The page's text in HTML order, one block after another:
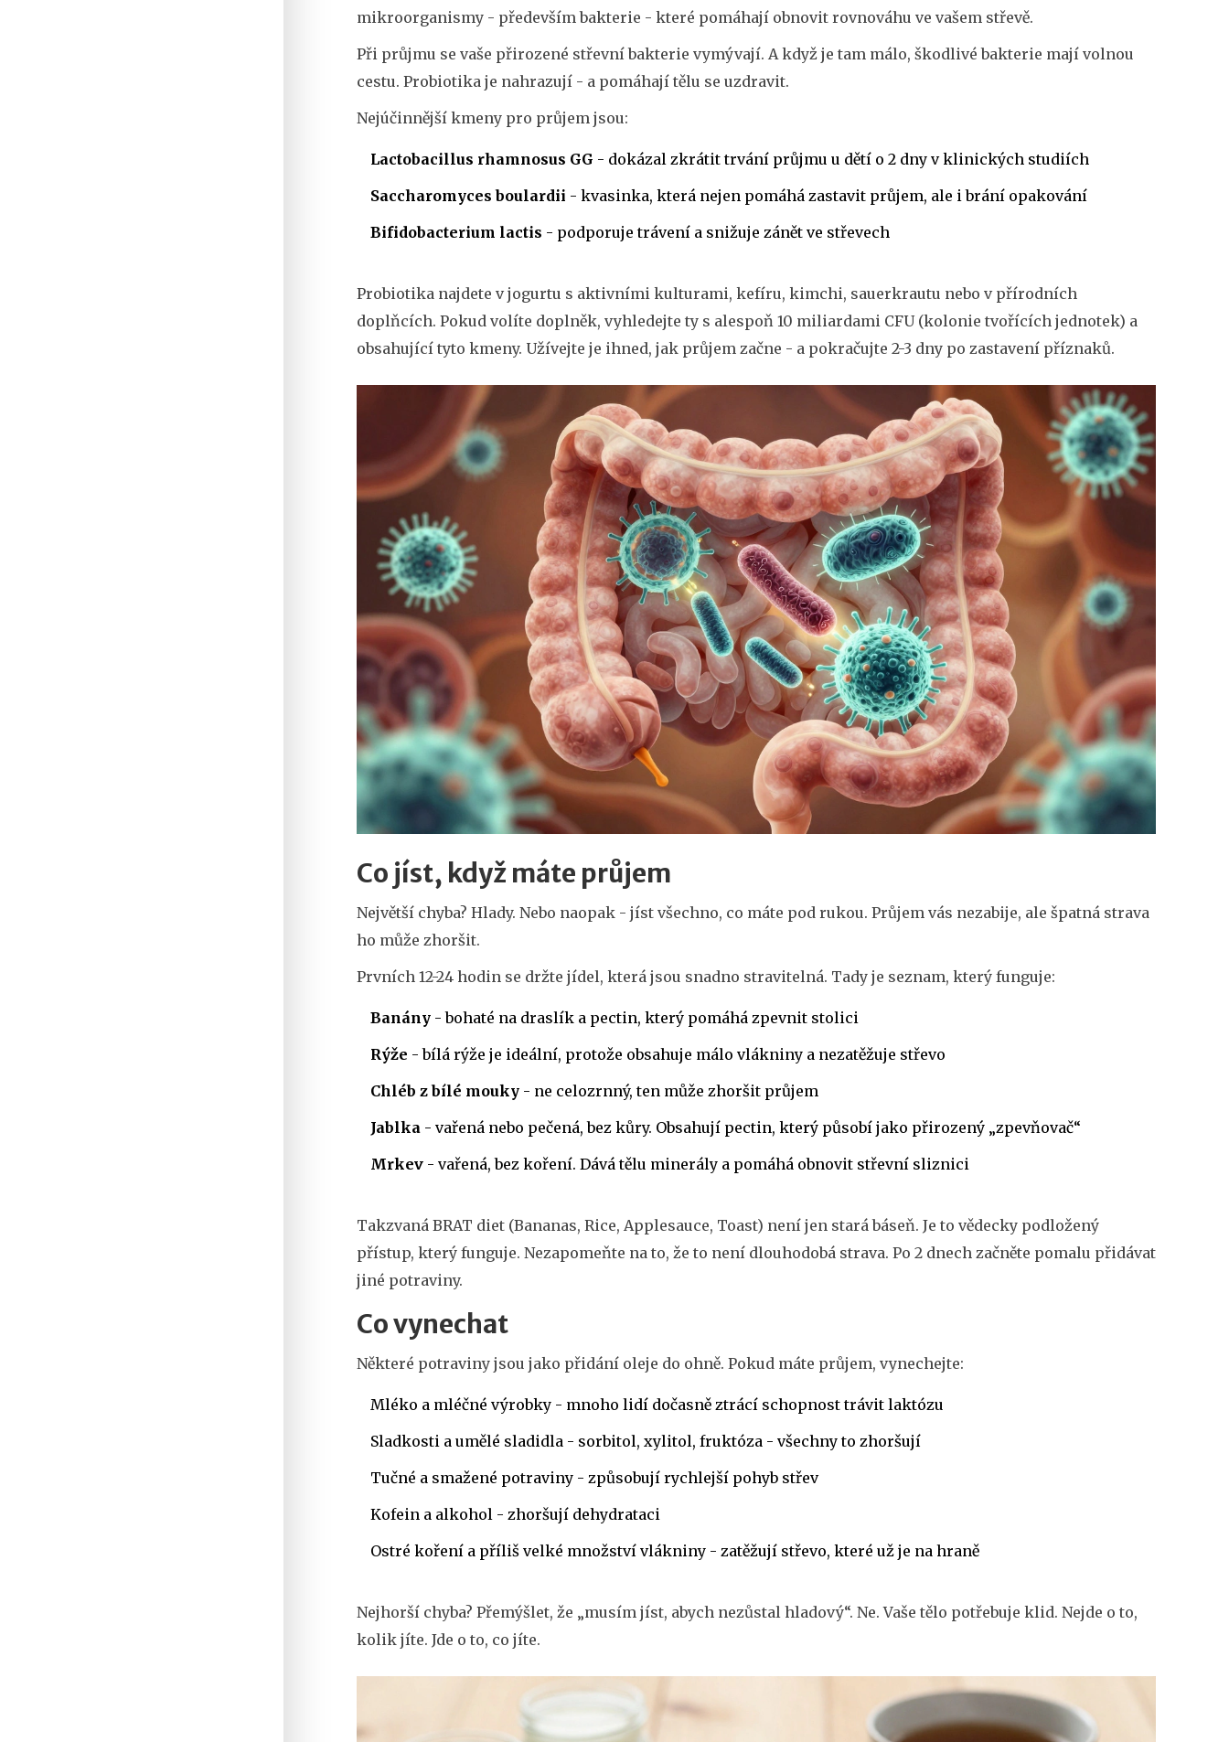
mikroorganismy - především bakterie - které pomáhají obnovit rovnováhu ve vašem střevě.
Při průjmu se vaše přirozené střevní bakterie vymývají. A když je tam málo, škodlivé bakterie mají volnou
cestu. Probiotika je nahrazují - a pomáhají tělu se uzdravit.
Nejúčinnější kmeny pro průjem jsou:
Lactobacillus rhamnosus GG - dokázal zkrátit trvání průjmu u dětí o 2 dny v klinických studiích
Saccharomyces boulardii - kvasinka, která nejen pomáhá zastavit průjem, ale i brání opakování
Bifidobacterium lactis - podporuje trávení a snižuje zánět ve střevech
Probiotika najdete v jogurtu s aktivními kulturami, kefíru, kimchi, sauerkrautu nebo v přírodních
doplňcích. Pokud volíte doplněk, vyhledejte ty s alespoň 10 miliardami CFU (kolonie tvořících jednotek) a
obsahující tyto kmeny. Užívejte je ihned, jak průjem začne - a pokračujte 2-3 dny po zastavení příznaků.
Co jíst, když máte průjem
Největší chyba? Hlady. Nebo naopak - jíst všechno, co máte pod rukou. Průjem vás nezabije, ale špatná strava
ho může zhoršit.
Prvních 12-24 hodin se držte jídel, která jsou snadno stravitelná. Tady je seznam, který funguje:
Banány - bohaté na draslík a pectin, který pomáhá zpevnit stolici
Rýže - bílá rýže je ideální, protože obsahuje málo vlákniny a nezatěžuje střevo
Chléb z bílé mouky - ne celozrnný, ten může zhoršit průjem
Jablka - vařená nebo pečená, bez kůry. Obsahují pectin, který působí jako přirozený „zpevňovač“
Mrkev - vařená, bez koření. Dává tělu minerály a pomáhá obnovit střevní sliznici
Takzvaná BRAT diet (Bananas, Rice, Applesauce, Toast) není jen stará báseň. Je to vědecky podložený
přístup, který funguje. Nezapomeňte na to, že to není dlouhodobá strava. Po 2 dnech začněte pomalu přidávat
jiné potraviny.
Co vynechat
Některé potraviny jsou jako přidání oleje do ohně. Pokud máte průjem, vynechejte:
Mléko a mléčné výrobky - mnoho lidí dočasně ztrácí schopnost trávit laktózu
Sladkosti a umělé sladidla - sorbitol, xylitol, fruktóza - všechny to zhoršují
Tučné a smažené potraviny - způsobují rychlejší pohyb střev
Kofein a alkohol - zhoršují dehydrataci
Ostré koření a příliš velké množství vlákniny - zatěžují střevo, které už je na hraně
Nejhorší chyba? Přemýšlet, že „musím jíst, abych nezůstal hladový“. Ne. Vaše tělo potřebuje klid. Nejde o to,
kolik jíte. Jde o to, co jíte.